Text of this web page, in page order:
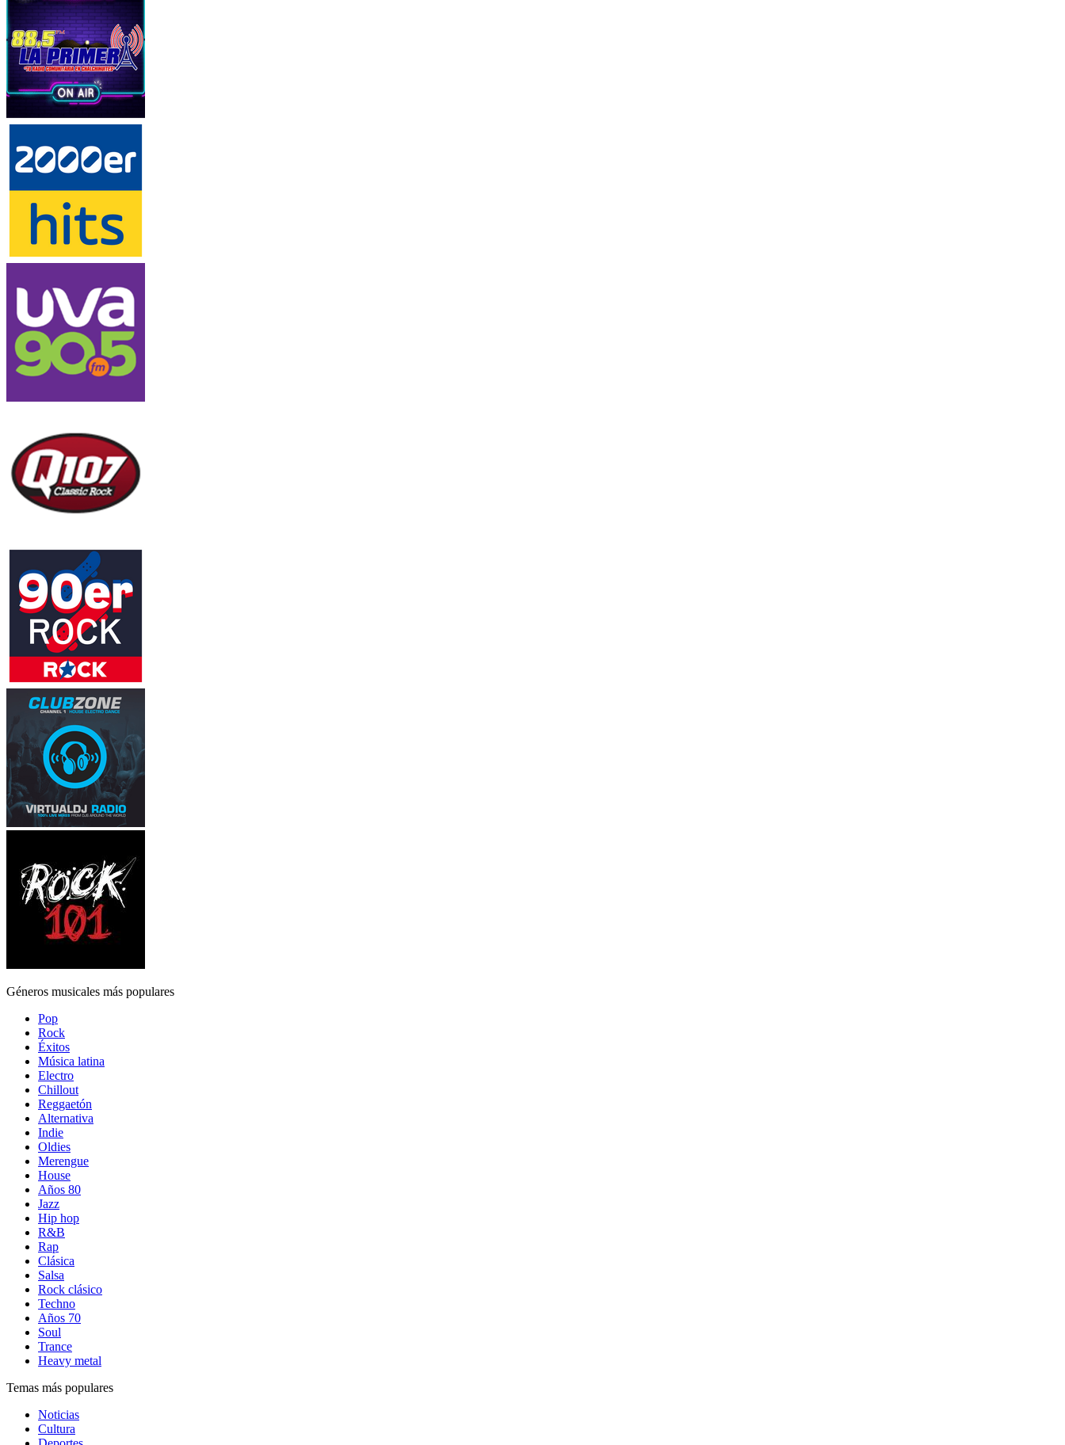
Géneros musicales más populares
Pop
Rock
Éxitos
Música latina
Electro
Chillout
Reggaetón
Alternativa
Indie
Oldies
Merengue
House
Años 80
Jazz
Hip hop
R&B
Rap
Clásica
Salsa
Rock clásico
Techno
Años 70
Soul
Trance
Heavy metal
Temas más populares
Noticias
Cultura